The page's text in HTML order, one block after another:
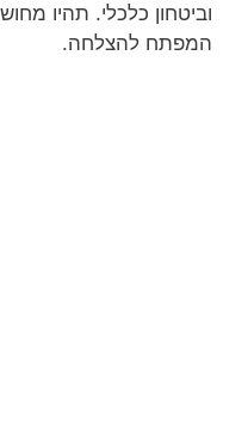
וביטחון כלכלי. תהיו
המפתח להצלחה.